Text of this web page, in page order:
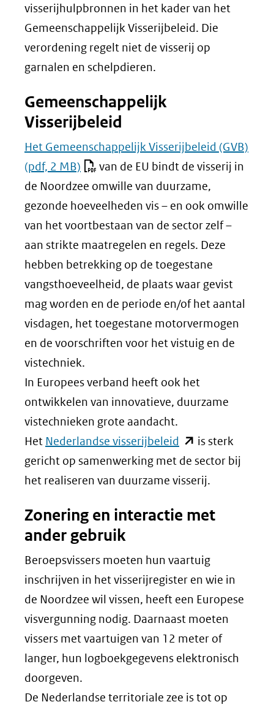
website)
andere
website)
venster)
(verwijst
naar
visserijhulpbronnen in het kader van het
Gemeenschappelijk Visserijbeleid. Die
verordening regelt niet de visserij op
garnalen en schelpdieren.
Gemeenschappelijk
Visserijbeleid
Het Gemeenschappelijk Visserijbeleid (GVB)
(pdf, 2 MB)
van de EU bindt de visserij in
de Noordzee omwille van duurzame,
gezonde hoeveelheden vis – en ook omwille
van het voortbestaan van de sector zelf –
aan strikte maatregelen en regels. Deze
hebben betrekking op de toegestane
vangsthoeveelheid, de plaats waar gevist
mag worden en de periode en/of het aantal
visdagen, het toegestane motorvermogen
en de voorschriften voor het vistuig en de
vistechniek.
In Europees verband heeft ook het
ontwikkelen van innovatieve, duurzame
vistechnieken grote aandacht.
Het Nederlandse visserijbeleid (opent
in
nieuw
(verwijst
een
andere
website)
is sterk
gericht op samenwerking met de sector bij
het realiseren van duurzame visserij.
Zonering en interactie met
ander gebruik
Beroepsvissers moeten hun vaartuig
inschrijven in het visserijregister en wie in
de Noordzee wil vissen, heeft een Europese
visvergunning nodig. Daarnaast moeten
vissers met vaartuigen van 12 meter of
langer, hun logboekgegevens elektronisch
doorgeven.
De Nederlandse territoriale zee is tot op